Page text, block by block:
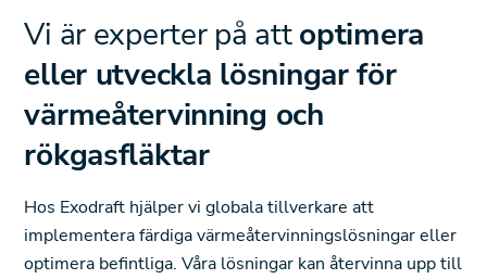
Vi är experter på attoptimera
eller utveckla lösningar för
värmeåtervinning och
rökgasfläktar
Hos Exodraft hjälper vi globala tillverkare att
implementera färdiga värmeåtervinningslösningar eller
optimera befintliga. Våra lösningar kan återvinna upp till